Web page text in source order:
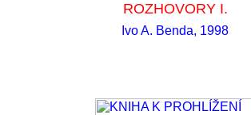
ROZHOVORY I.
Ivo A. Benda, 1998